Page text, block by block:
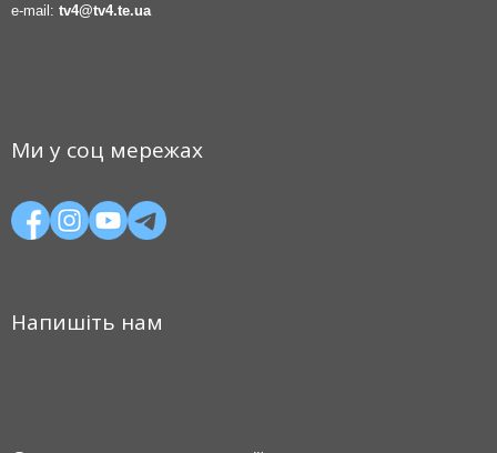
e-mail: tv4@tv4.te.ua
Ми у соц мережах
Напишіть нам